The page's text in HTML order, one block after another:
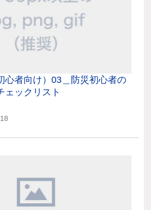
心者向け）03＿防災初心者の
ェックリスト